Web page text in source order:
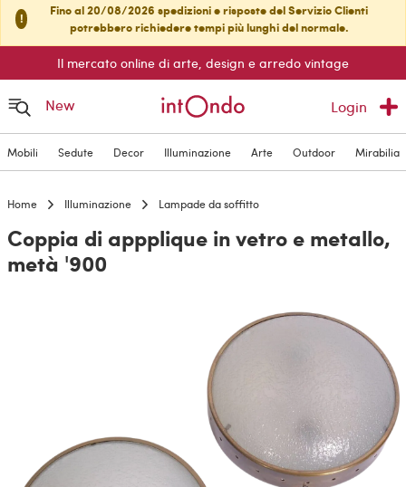
!
Fino al 20/08/2026 spedizioni e risposte del Servizio Clienti
potrebbero richiedere tempi più lunghi del normale.
Il mercato online di arte, design e arredo vintage
New Login
Mobili Sedute Decor Illuminazione Arte Outdoor Mirabilia
Home Illuminazione Lampade da soffitto
Coppia di appplique in vetro e metallo,
metà '900